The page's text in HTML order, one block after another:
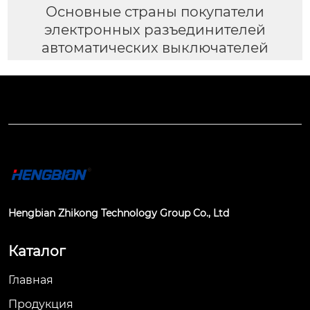
Основные страны покупатели
электронных разъединителей
автоматических выключателей
Hengbian Zhikong Technology Group Co., Ltd
Каталог
Главная
Продукция